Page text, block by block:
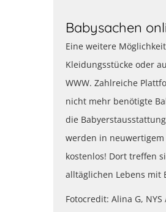
Babysachen
Eine weitere
Kleidungsstücke oder
WWW. Zahlreiche
nicht mehr benötigte
die
werden in
kostenlos! Dort treffen
alltäglichen Lebens mit
Fotocredit: Alina G,